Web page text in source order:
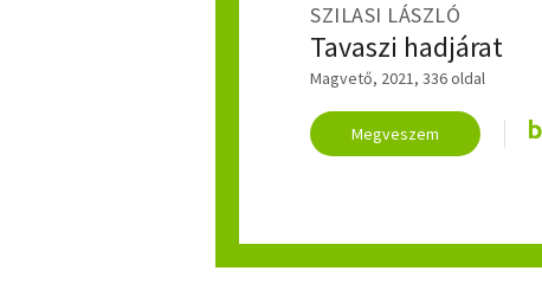
SZILASI LÁSZLÓ
Tavaszi hadjárat
Magvető, 2021, 336 oldal
Megveszem